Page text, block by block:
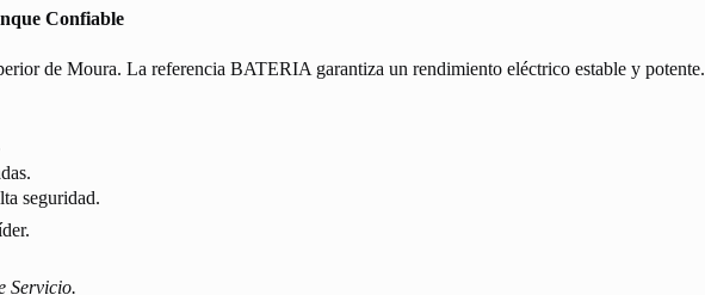
Confiable
de Moura. La referencia BATERIA garantiza un rendimiento eléctrico estable y potente.
seguridad.
Servicio.